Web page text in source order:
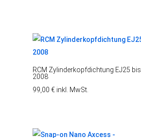
RCM Zylinderkopfdichtung EJ25 bis
2008
99,00€ inkl. MwSt.